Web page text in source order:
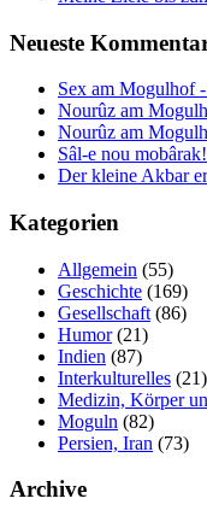
Neueste
Sex am Mogulhof
Nourûz am
Nourûz am
Sâl-e nou
Der kleine Akbar
Kategorien
Allgemein (55)
Geschichte (169)
Gesellschaft (86)
Humor(21)
Indien (87)
Interkulturelles (21)
Medizin, Körper
Moguln (82)
Persien, Iran (73)
Archive